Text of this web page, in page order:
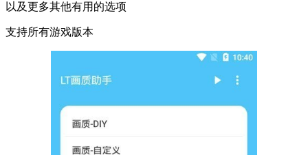
以及更多其他有用的选项
支持所有游戏版本